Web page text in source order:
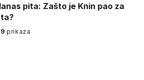
pita: Zašto je Knin pao za
prikaza